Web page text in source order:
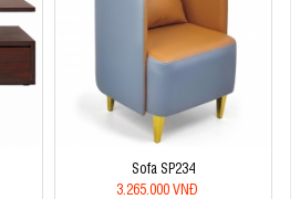
Sofa SP234
3.265.000 VNĐ